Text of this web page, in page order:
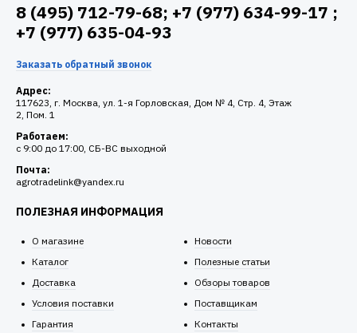
8 (495) 712-79-68; +7 (977) 634-99-17 ;
+7 (977) 635-04-93
Заказать обратный звонок
Адрес:
117623, г. Москва, ул. 1-я Горловская, Дом № 4, Стр. 4, Этаж
2, Пом. 1
Работаем:
c 9:00 до 17:00, СБ-ВС выходной
Почта:
agrotradelink@yandex.ru
ПОЛЕЗНАЯ ИНФОРМАЦИЯ
О магазине
Каталог
Доставка
Условия поставки
Гарантия
Новости
Полезные статьи
Обзоры товаров
Поставщикам
Контакты